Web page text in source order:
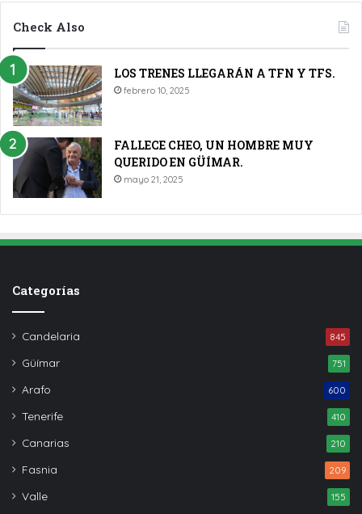
Check Also
LOS TRENES LLEGARÁN A TFN Y TFS.
febrero 10, 2025
FALLECE CHEO, UN HOMBRE MUY
QUERIDO EN GÜÍMAR.
mayo 21, 2025
Categorías
Candelaria 845
Güímar 751
Arafo 600
Tenerife 410
Canarias 210
Fasnia 209
Valle 155